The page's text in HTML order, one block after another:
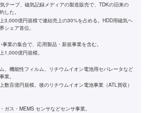
テープ、磁気記録メディアの製造販売で、TDKの旧来の
した。
3,000億円規模で連結売上の30%を占める。HDD用磁気ヘ
シェア首位。
業の集合で、応用製品・新規事業を含む。
1,000億円規模。
、機能性フィルム、リチウムイオン電池用セパレータなど
業。
数百億円規模。後のリチウムイオン電池事業（ATL買収）
ガス・MEMS センサなどセンサ事業。